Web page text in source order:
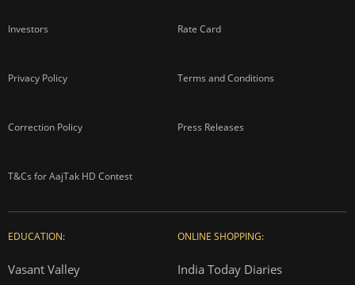
Investors Rate Card
Privacy Policy Terms and Conditions
Correction Policy Press Releases
T&Cs for AajTak HD Contest
EDUCATION:
Vasant Valley
ONLINE SHOPPING:
India Today Diaries